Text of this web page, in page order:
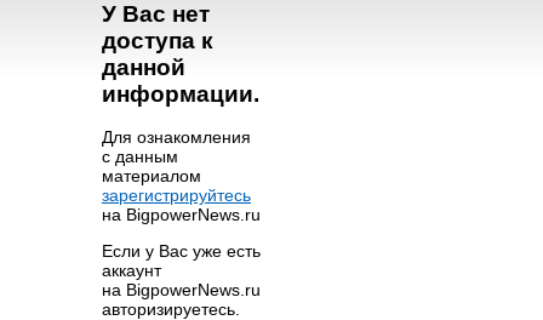
У Вас нет
доступа к
данной
информации.
Для ознакомления
с данным
материалом
зарегистрируйтесь
на BigpowerNews.ru
Если у Вас уже есть
аккаунт
на BigpowerNews.ru
авторизируетесь.